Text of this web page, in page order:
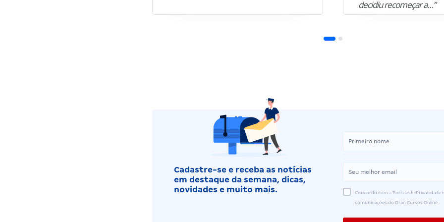
decidiu recomeçar a…”
Cadastre-se e receba as notícias
em destaque da semana, dicas,
novidades e muito mais.
Concordo com a Política de Privacidade
comunicações do Gran Cursos Online.